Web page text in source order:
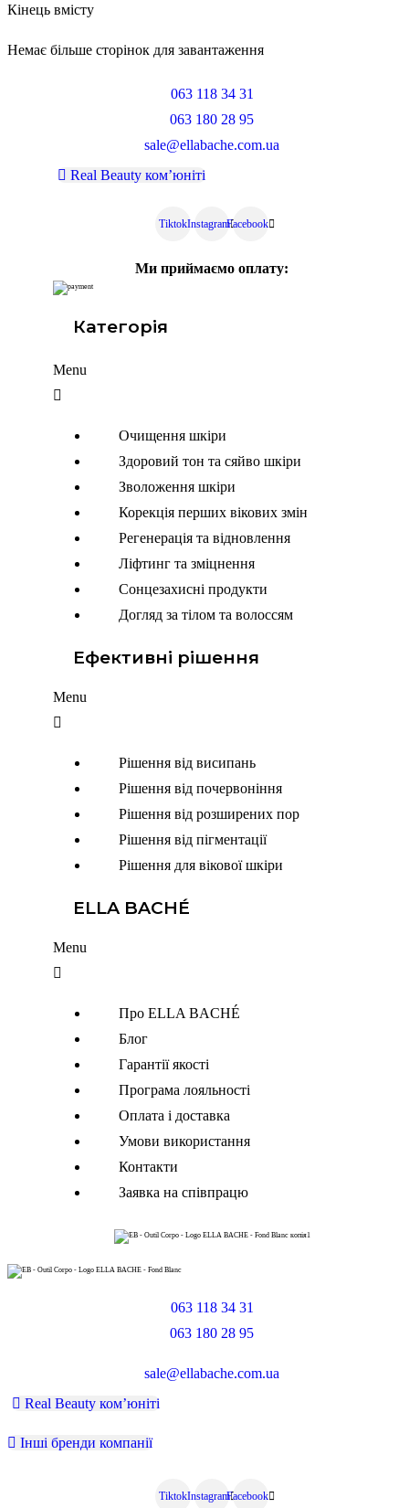
Кінець вмісту
Немає більше сторінок для завантаження
063 118 34 31
063 180 28 95
sale@ellabache.com.ua
Real Beauty ком’юніті
TiktokInstagramFacebook
Ми приймаємо оплату:
Категорія
Menu
Очищення шкіри
Здоровий тон та сяйво шкіри
Зволоження шкіри
Корекція перших вікових змін
Регенерація та відновлення
Ліфтинг та зміцнення
Сонцезахисні продукти
Догляд за тілом та волоссям
Ефективні рішення
Menu
Рішення від висипань
Рішення від почервоніння
Рішення від розширених пор
Рішення від пігментації
Рішення для вікової шкіри
ELLA BACHÉ
Menu
Про ELLA BACHÉ
Блог
Гарантії якості
Програма лояльності
Оплата і доставка
Умови використання
Контакти
Заявка на співпрацю
063 118 34 31
063 180 28 95
sale@ellabache.com.ua
Real Beauty ком’юніті
Інші бренди компанії
TiktokInstagramFacebook